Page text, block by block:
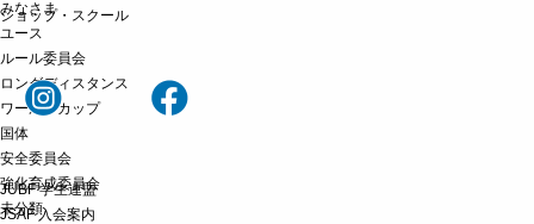
ショップ・スクール
JUBF 学生連盟
JSAF 入会案内
みなさま
ユース
ルール委員会
ロングディスタンス
ワールドカップ
国体
安全委員会
強化育成委員会
未分類